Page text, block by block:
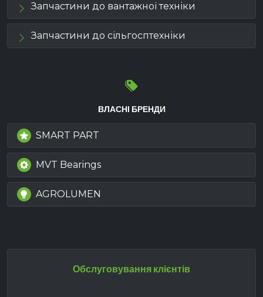
Запчастини до вантажної техніки
Запчастини до сільгосптехніки
ВЛАСНІ БРЕНДИ
SMART PART
MVT Bearings
AGROLUMEN
Обслуговування клієнтів